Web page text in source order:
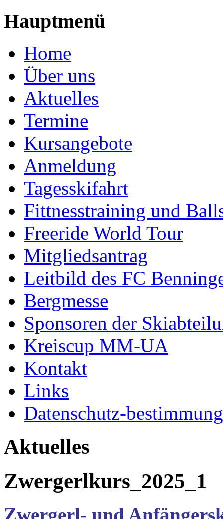
Hauptmenü
Home
Über uns
Aktuelles
Termine
Kursangebote
Anmeldung
Tagesskifahrt
Fittnesstraining und
Freeride World Tour
Mitgliedsantrag
Leitbild des FC
Bergmesse
Sponsoren der
Kreiscup MM-UA
Kontakt
Links
Datenschutz-
Aktuelles
Zwergerlkurs_2025_1
Zwergerl- und